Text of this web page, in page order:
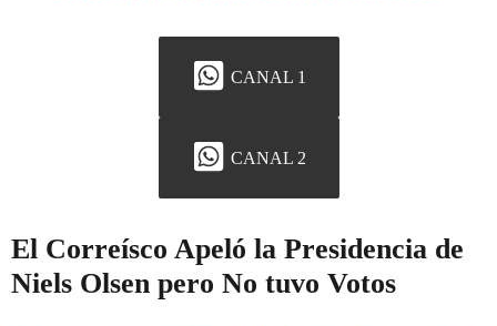
CANAL 1
CANAL 2
El Correísco Apeló la Presidencia de
Niels Olsen pero No tuvo Votos